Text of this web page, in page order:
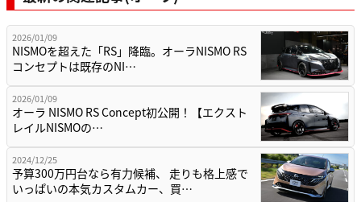
2026/01/09
NISMOを超えた「RS」降臨。オーラNISMO RS
コンセプトは既存のNI…
2026/01/09
オーラ NISMO RS Concept初公開！【エクスト
レイルNISMOの…
2024/12/25
予算300万円台なら有力候補、 走りも格上感で
いっぱいの本気カスタムカー、買…